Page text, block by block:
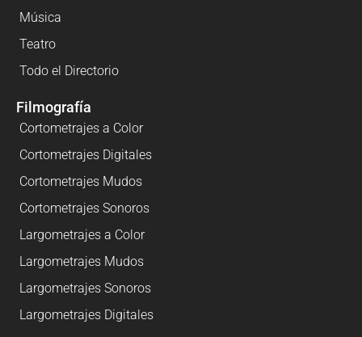
Música
Teatro
Todo el Directorio
Filmografía
Cortometrajes a Color
Cortometrajes Digitales
Cortometrajes Mudos
Cortometrajes Sonoros
Largometrajes a Color
Largometrajes Mudos
Largometrajes Sonoros
Largometrajes Digitales